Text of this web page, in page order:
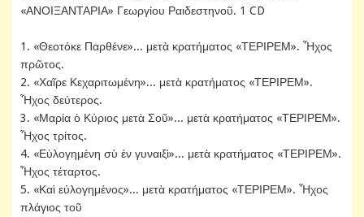
«ΑΝΟΙΞΑΝΤΑΡΙΑ» Γεωργίου Ραιδεστηνοῦ. 1 CD
1. «Θεοτόκε Παρθένε»... μετὰ κρατήματος «ΤΕΡΙΡΕΜ». Ἦχος
πρῶτος.
2. «Χαῖρε Κεχαριτωμένη»... μετὰ κρατήματος «ΤΕΡΙΡΕΜ».
Ἦχος δεύτερος.
3. «Μαρία ὁ Κύριος μετὰ Σοῦ»... μετὰ κρατήματος «ΤΕΡΙΡΕΜ».
Ἦχος τρίτος.
4. «Εὐλογημένη σὺ ἐν γυναιξὶ»... μετὰ κρατήματος «ΤΕΡΙΡΕΜ».
Ἦχος τέταρτος.
5. «Καὶ εὐλογημένος»... μετὰ κρατήματος «ΤΕΡΙΡΕΜ». Ἦχος
πλάγιος τοῦ